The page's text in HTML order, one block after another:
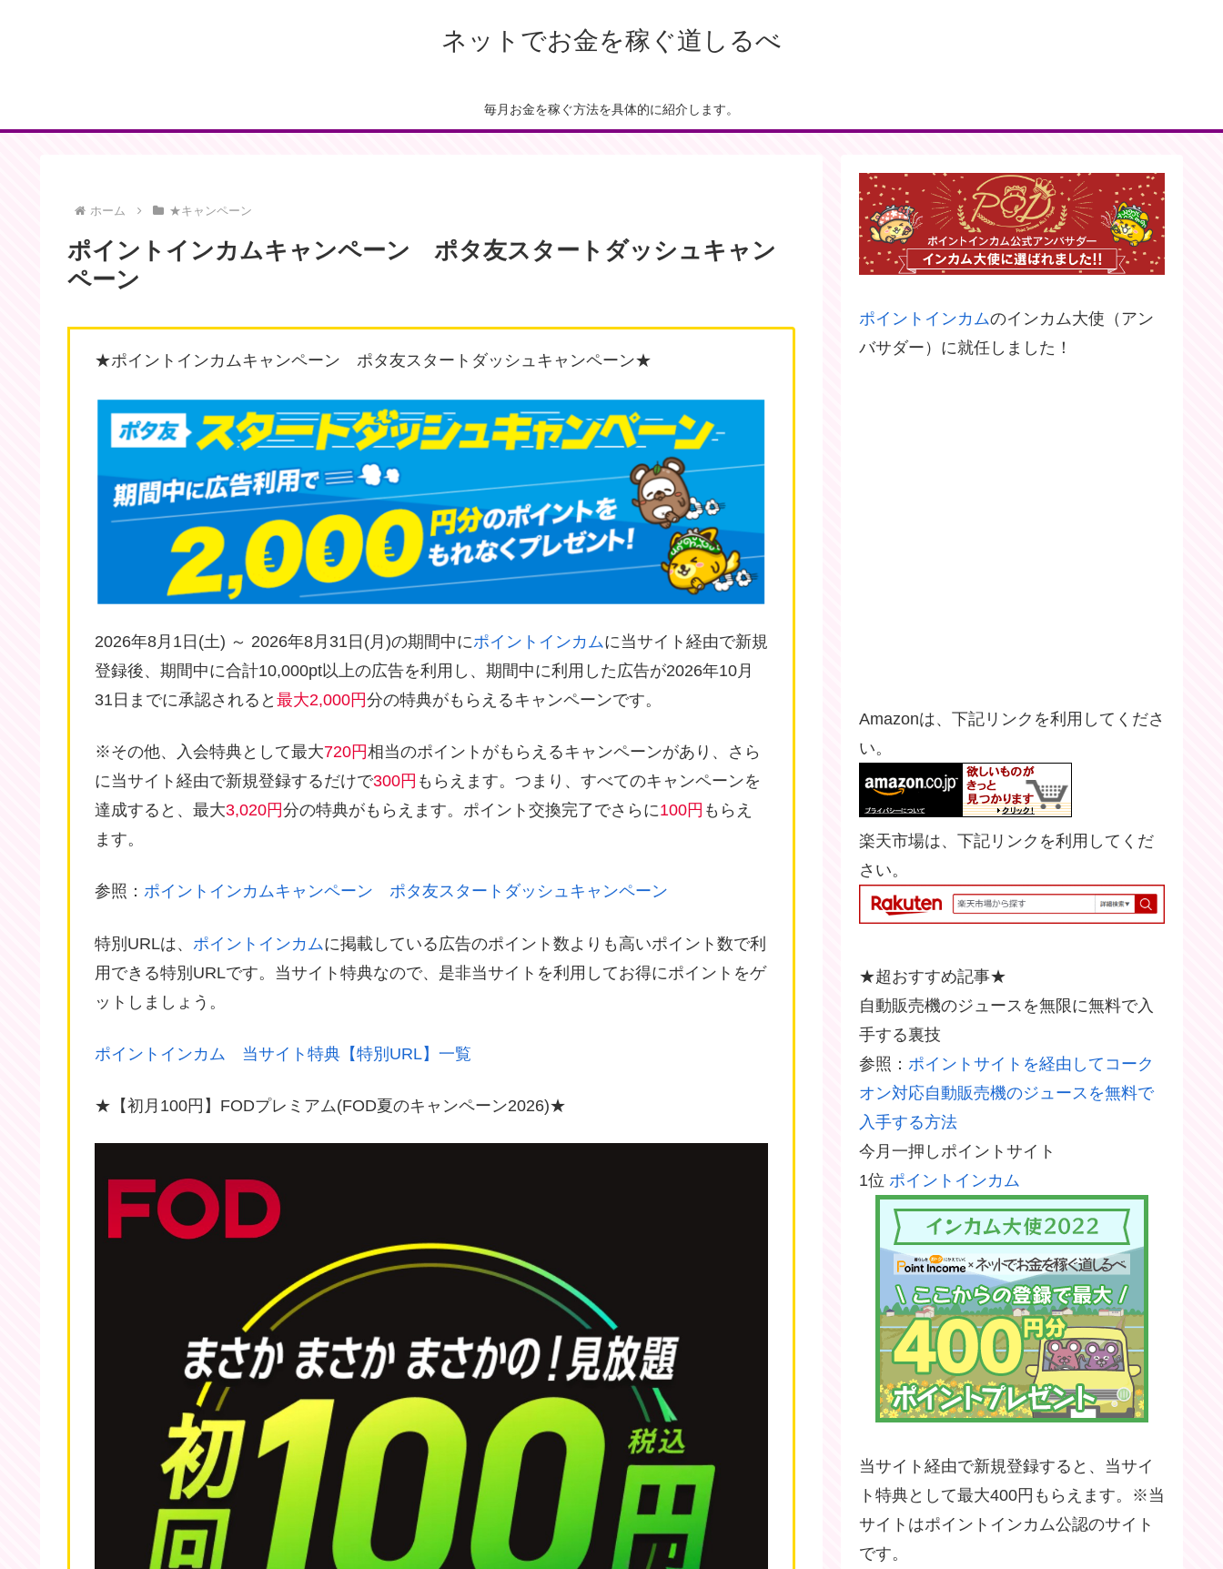
ネットでお金を稼ぐ道しるべ
毎月お金を稼ぐ方法を具体的に紹介します。
ホーム ★キャンペーン
ポイントインカムキャンペーン ポタ友スタートダッシュキャン
ペーン
★ポイントインカムキャンペーン ポタ友スタートダッシュキャンペーン★
2026年8月1日(土) ～ 2026年8月31日(月)の期間中にポイントインカムに当サイト経由で新規
登録後、期間中に合計10,000pt以上の広告を利用し、期間中に利用した広告が2026年10月
31日までに承認されると 最大2,000円分の特典がもらえるキャンペーンです。
※その他、入会特典として最大720円相当のポイントがもらえるキャンペーンがあり、さら
に当サイト経由で新規登録するだけで300円 もらえます。つまり、すべてのキャンペーンを
達成すると、最大3,020円分の特典がもらえます。ポイント交換完了でさらに100円 もらえ
ます。
参照： ポイントインカムキャンペーン ポタ友スタートダッシュキャンペーン
特別URLは、 ポイントインカムに掲載している広告のポイント数よりも高いポイント数で利
用できる特別URLです。当サイト特典なので、是非当サイトを利用してお得にポイントをゲ
ットしましょう。
ポイントインカム 当サイト特典【特別URL】一覧
★【初月100円】FODプレミアム(FOD夏のキャンペーン2026)★
ポイントインカムのインカム大使（アン
バサダー）に就任しました！
Amazonは、下記リンクを利用してくださ
い。
楽天市場は、下記リンクを利用してくだ
さい。
★超おすすめ記事★
自動販売機のジュースを無限に無料で入
手する裏技
参照： ポイントサイトを経由してコーク
オン対応自動販売機のジュースを無料で
入手する方法
今月一押しポイントサイト
1位 ポイントインカム
当サイト経由で新規登録すると、当サイ
ト特典として最大400円もらえます。※当
サイトはポイントインカム公認のサイト
です。